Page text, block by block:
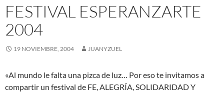
FESTIVAL ESPERANZARTE
2004
19 NOVIEMBRE, 2004 JUANYZUEL
«Al mundo le falta una pizca de luz… Por eso te invitamos a
compartir un festival de FE, ALEGRÍA, SOLIDARIDAD Y